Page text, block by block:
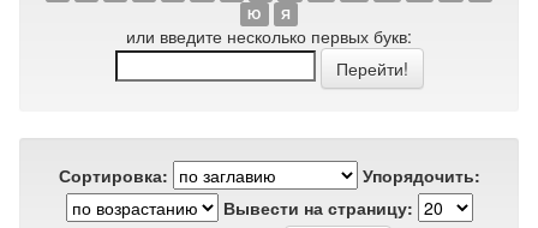
Ю
Я
или введите несколько первых букв:
Сортировка:
Упорядочить:
Вывести на страницу: